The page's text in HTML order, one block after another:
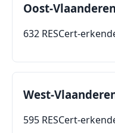
Oost-Vlaanderen
632 RESCert-
West-
595 RESCert-